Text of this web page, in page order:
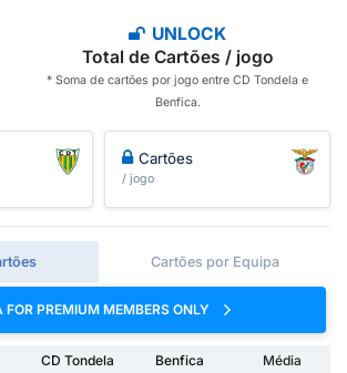
UNLOCK
Total de Cartões / jogo
* Soma de cartões por jogo entre CD Tondela e
Benfica.
Cartões
/ jogo
Cartões por Equipa
FOR PREMIUM MEMBERS ONLY
CD Tondela Benfica
Média